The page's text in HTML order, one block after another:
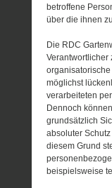
betroffene
über die ihnen
Die RDC
Verantwortlicher
möglichst
verarbeiteten
Dennoch
grundsätzlich
absoluter
diesem Grund
beispielsweise